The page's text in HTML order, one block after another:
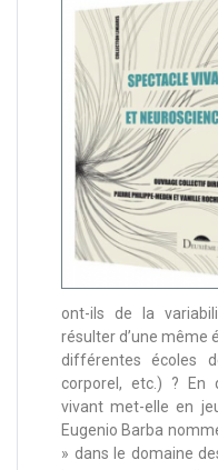
ont-ils de la
résulter d’une même
différentes écoles
corporel, etc.) ? En
vivant met-elle en
Eugenio Barba
» dans le domaine